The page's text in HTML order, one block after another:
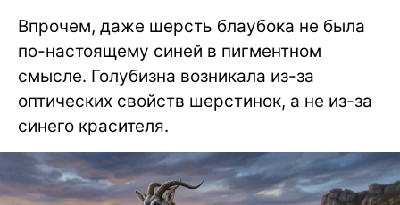
Впрочем, даже шерсть блаубока не была
по-настоящему синей в пигментном
смысле. Голубизна возникала из-за
оптических свойств шерстинок, а не из-за
синего красителя.